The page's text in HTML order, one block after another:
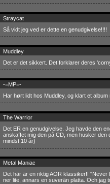
Straycat
Så vidt jeg ved er dette en genudgivelse!!!!
Muddley
Det er det sikkert. Det forklarer deres
-=MP=-
Har hørt lidt hos Muddley, og klart et
The Warrior
Det ER en genudgivelse. Jeg havde den
anskaffet mig den på CD, men husker
mindst 10 år)
Metal Maniac
Det här är en riktig AOR klassiker!!
ner lite, annars en suverän platta. Och jag